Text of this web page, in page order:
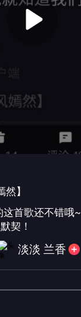
】
首歌还不错哦~
契！
淡淡 兰香